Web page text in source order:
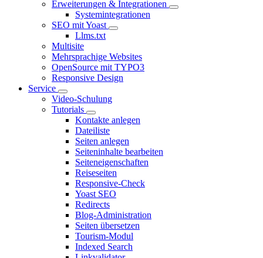
Erweiterungen & Integrationen
Systemintegrationen
SEO mit Yoast
Llms.txt
Multisite
Mehrsprachige Websites
OpenSource mit TYPO3
Responsive Design
Service
Video-Schulung
Tutorials
Kontakte anlegen
Dateiliste
Seiten anlegen
Seiteninhalte bearbeiten
Seiteneigenschaften
Reiseseiten
Responsive-Check
Yoast SEO
Redirects
Blog-Administration
Seiten übersetzen
Tourism-Modul
Indexed Search